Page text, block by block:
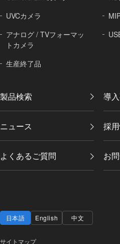
UVCカメラ
アナログ / TVフォーマッ
トカメラ
生産終了品
製品検索 導
ニュース 採
よくあるご質問 お
日本語 English 中文
サイトマップ